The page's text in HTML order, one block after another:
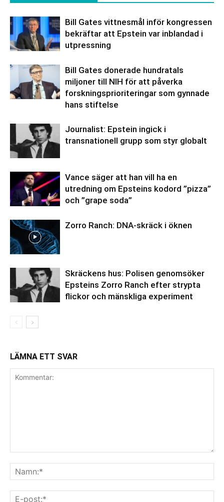
Bill Gates vittnesmål inför kongressen
bekräftar att Epstein var inblandad i
utpressning
Bill Gates donerade hundratals
miljoner till NIH för att påverka
forskningsprioriteringar som gynnade
hans stiftelse
Journalist: Epstein ingick i
transnationell grupp som styr globalt
Vance säger att han vill ha en
utredning om Epsteins kodord ”pizza”
och ”grape soda”
Zorro Ranch: DNA-skräck i öknen
Skräckens hus: Polisen genomsöker
Epsteins Zorro Ranch efter strypta
flickor och mänskliga experiment
LÄMNA ETT SVAR